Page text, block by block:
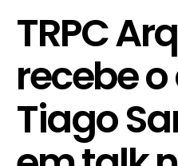
TRPC
recebe
Tiago